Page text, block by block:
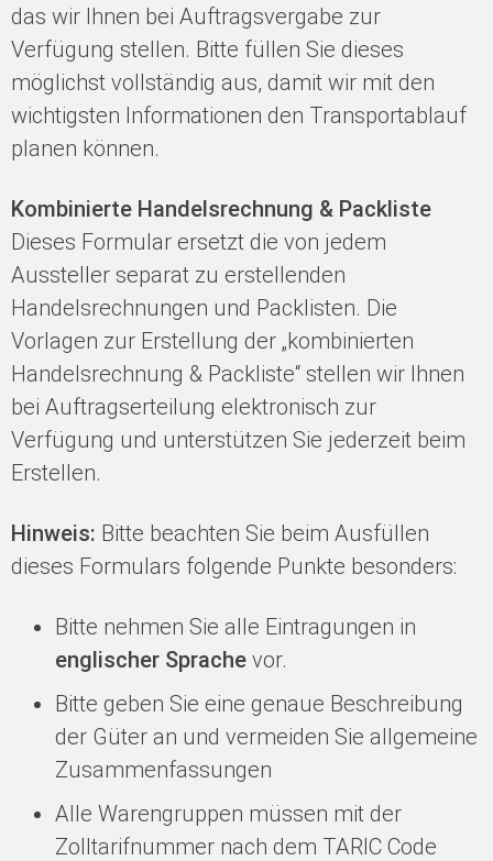
das wir Ihnen bei Auftragsvergabe zur
Verfügung stellen. Bitte füllen Sie dieses
möglichst vollständig aus, damit wir mit den
wichtigsten Informationen den Transportablauf
planen können.
Kombinierte Handelsrechnung & Packliste
Dieses Formular ersetzt die von jedem
Aussteller separat zu erstellenden
Handelsrechnungen und Packlisten. Die
Vorlagen zur Erstellung der „kombinierten
Handelsrechnung & Packliste“ stellen wir Ihnen
bei Auftragserteilung elektronisch zur
Verfügung und unterstützen Sie jederzeit beim
Erstellen.
Hinweis: Bitte beachten Sie beim Ausfüllen
dieses Formulars folgende Punkte besonders:
Bitte nehmen Sie alle Eintragungen in
englischer Sprache vor.
Bitte geben Sie eine genaue Beschreibung
der Güter an und vermeiden Sie allgemeine
Zusammenfassungen
Alle Warengruppen müssen mit der
Zolltarifnummer nach dem TARIC Code